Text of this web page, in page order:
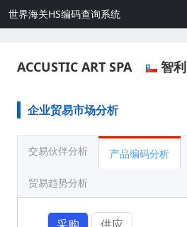
世界海关HS编码查询系统
ACCUSTIC ART SPA 智利
企业贸易市场分析
交易伙伴分析 产品编码分析
贸易趋势分析